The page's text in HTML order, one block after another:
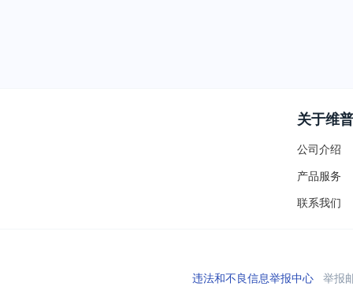
关于维普
公司介绍
产品服务
联系我们
违法和不良信息举报中心举报